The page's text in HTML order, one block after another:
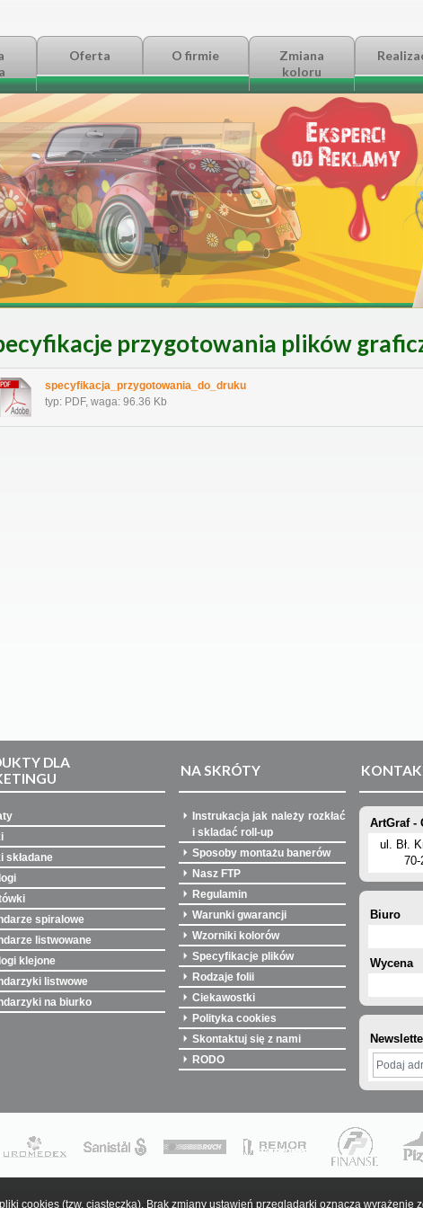
Oferta O firmie
Zmiana
koloru
przygotowania plików
specyfikacja_przygotowania_do_druku
typ: PDF, waga: 96.36 Kb
DLA
NA SKRÓTY
składane
spiralowe
listwowane
klejone
listwowe
na biurko
Instrukacja jak należy rozkłać
i skladać roll-up
Sposoby montażu banerów
Nasz FTP
Regulamin
Warunki gwarancji
Wzorniki kolorów
Specyfikacje plików
Rodzaje folii
Ciekawostki
Polityka cookies
Skontaktuj się z nami
RODO
ArtGraf -
ul. Bł.
Biuro
Wycena
cookies (tzw. ciasteczka). Brak zmiany ustawień przeglądarki oznacza wyrażenie